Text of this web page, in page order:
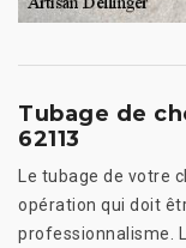
Tubage de
62113
Le tubage de votre
opération qui doit
professionnalisme.